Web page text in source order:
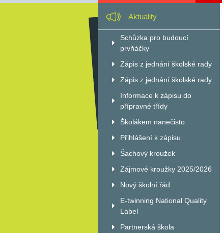
Aktuality
Schůzka pro budoucí
prvňáčky
Zápis z jednání školské rady
Zápis z jednání školské rady
Informace k zápisu do
přípravné třídy
Školákem nanečisto
Přihlášení k zápisu
Šachový kroužek
Zájmové kroužky 2025/2026
Nový školní řád
E-twinning National Quality
Label
Partnerská škola